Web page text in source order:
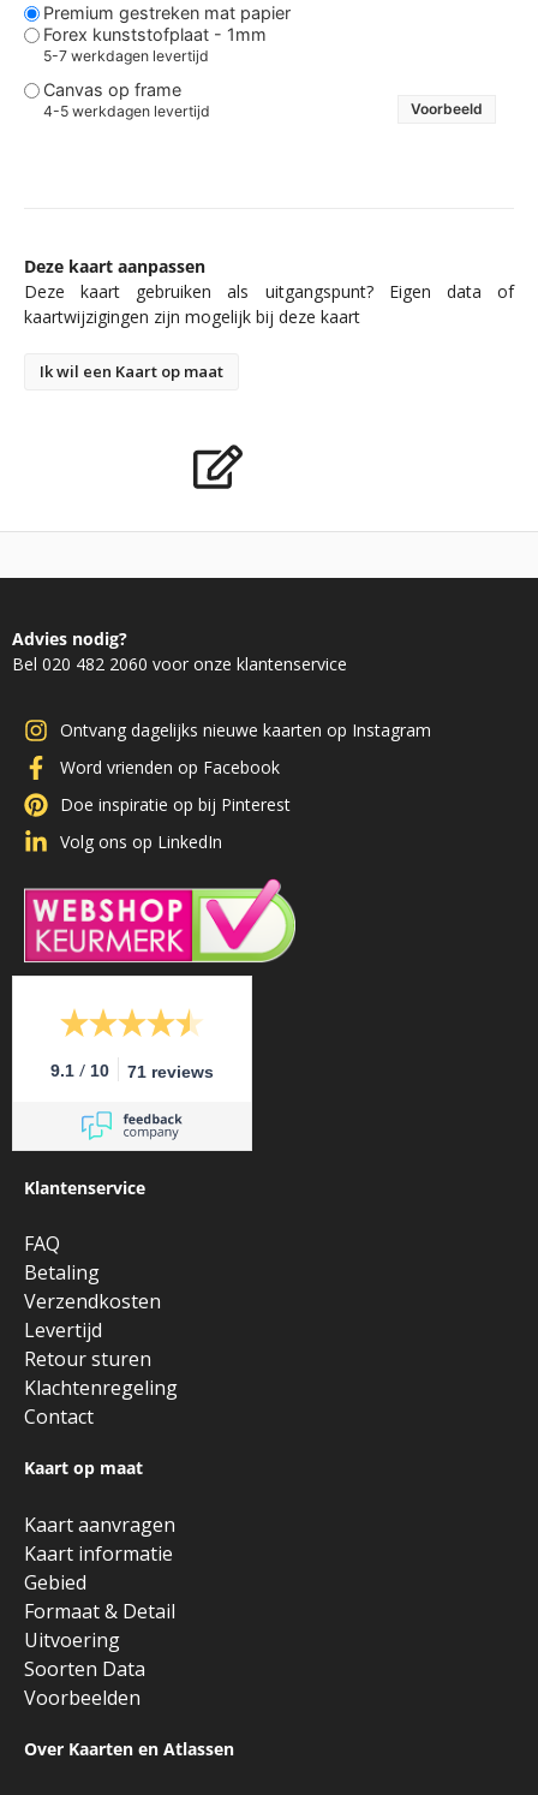
Premium gestreken mat papier
Forex kunststofplaat - 1mm
5-7 werkdagen levertijd
Canvas op frame
4-5 werkdagen levertijd Voorbeeld
Deze kaart aanpassen
Deze kaart gebruiken als uitgangspunt? Eigen data of
kaartwijzigingen zijn mogelijk bij deze kaart
Ik wil een Kaart op maat
Advies nodig?
Bel 020 482 2060 voor onze klantenservice
Ontvang dagelijks nieuwe kaarten op Instagram
Word vrienden op Facebook
Doe inspiratie op bij Pinterest
Volg ons op LinkedIn
9.1 / 10 71 reviews
Klantenservice
FAQ
Betaling
Verzendkosten
Levertijd
Retour sturen
Klachtenregeling
Contact
Kaart op maat
Kaart aanvragen
Kaart informatie
Gebied
Formaat & Detail
Uitvoering
Soorten Data
Voorbeelden
Over Kaarten en Atlassen